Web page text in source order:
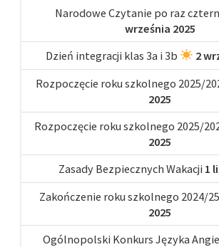
Narodowe Czytanie po raz
września 2025
Dzień integracji klas 3a i 3b
2
Rozpoczęcie roku szkolnego 2025/
2025
Rozpoczęcie roku szkolnego 2025/
2025
Zasady Bezpiecznych Wakacji 1
Zakończenie roku szkolnego 2024/
2025
Ogólnopolski Konkurs Języka